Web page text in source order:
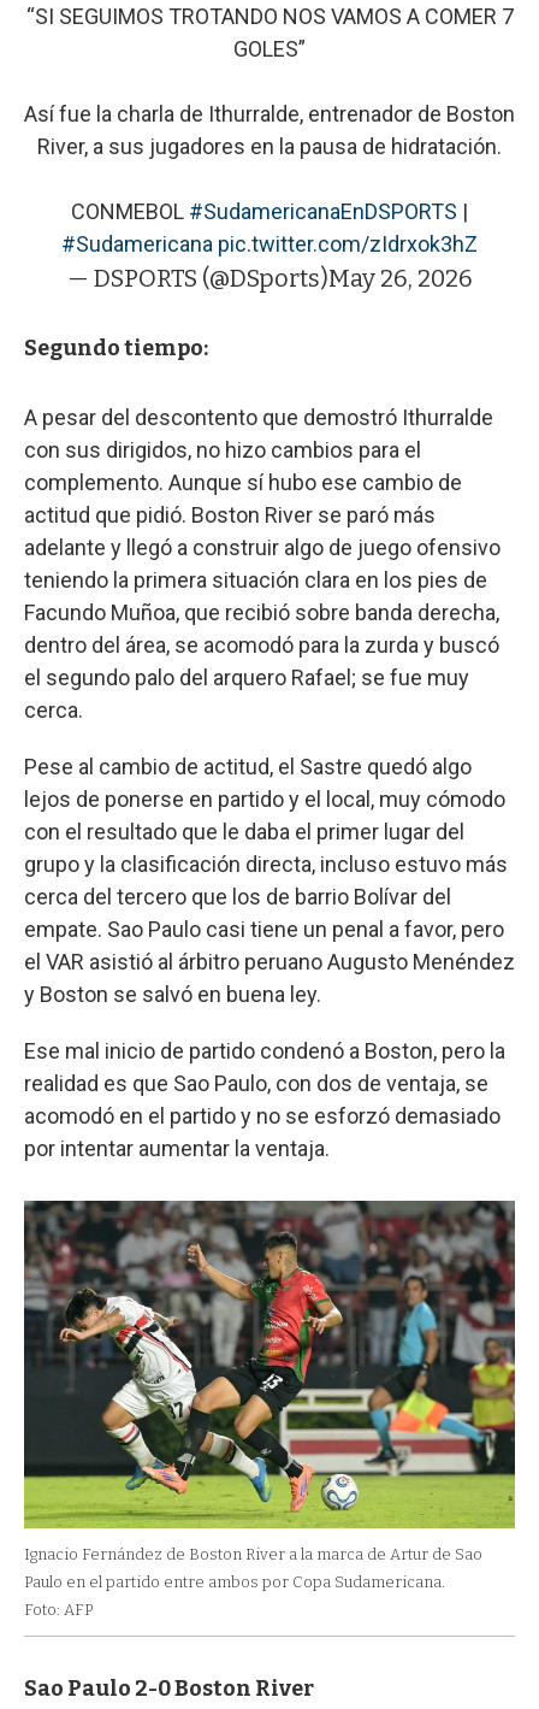
“SI SEGUIMOS TROTANDO NOS VAMOS A COMER 7
GOLES”
Así fue la charla de Ithurralde, entrenador de Boston
River, a sus jugadores en la pausa de hidratación.
CONMEBOL #SudamericanaEnDSPORTS |
#Sudamericana pic.twitter.com/zIdrxok3hZ
— DSPORTS (@DSports)May 26, 2026
Segundo tiempo:
A pesar del descontento que demostró Ithurralde
con sus dirigidos, no hizo cambios para el
complemento. Aunque sí hubo ese cambio de
actitud que pidió. Boston River se paró más
adelante y llegó a construir algo de juego ofensivo
teniendo la primera situación clara en los pies de
Facundo Muñoa, que recibió sobre banda derecha,
dentro del área, se acomodó para la zurda y buscó
el segundo palo del arquero Rafael; se fue muy
cerca.
Pese al cambio de actitud, el Sastre quedó algo
lejos de ponerse en partido y el local, muy cómodo
con el resultado que le daba el primer lugar del
grupo y la clasificación directa, incluso estuvo más
cerca del tercero que los de barrio Bolívar del
empate. Sao Paulo casi tiene un penal a favor, pero
el VAR asistió al árbitro peruano Augusto Menéndez
y Boston se salvó en buena ley.
Ese mal inicio de partido condenó a Boston, pero la
realidad es que Sao Paulo, con dos de ventaja, se
acomodó en el partido y no se esforzó demasiado
por intentar aumentar la ventaja.
Ignacio Fernández de Boston River a la marca de Artur de Sao
Paulo en el partido entre ambos por Copa Sudamericana.
Foto: AFP
Sao Paulo 2-0 Boston River